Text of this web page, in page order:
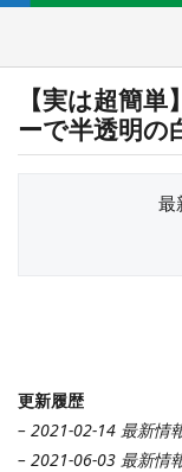
【実は超簡
ーで半透明の
最
更新履歴
– 2021-02-14 最新情
– 2021-06-03 最新情